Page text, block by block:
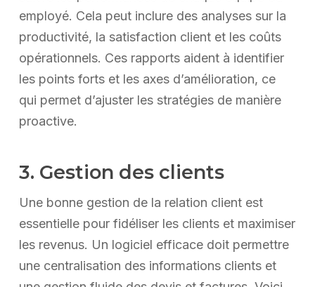
employé. Cela peut inclure des analyses sur la
productivité, la satisfaction client et les coûts
opérationnels. Ces rapports aident à identifier
les points forts et les axes d’amélioration, ce
qui permet d’ajuster les stratégies de manière
proactive.
3. Gestion des clients
Une bonne gestion de la relation client est
essentielle pour fidéliser les clients et maximiser
les revenus. Un logiciel efficace doit permettre
une centralisation des informations clients et